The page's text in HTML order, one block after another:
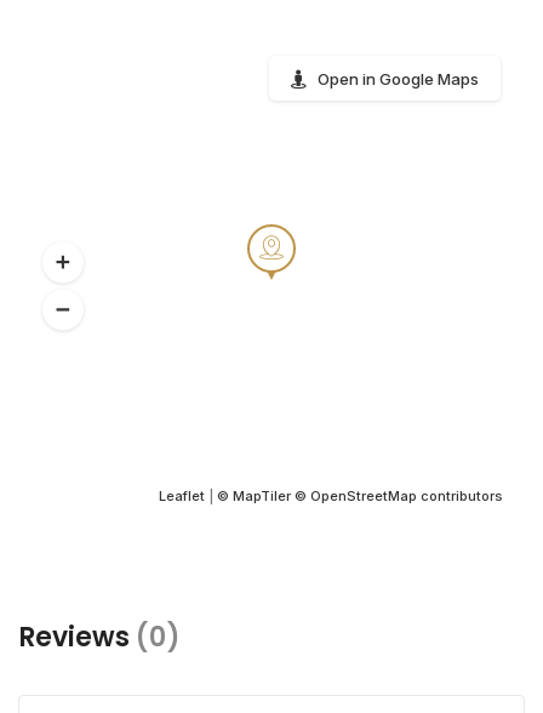
Leaflet © MapTiler © OpenStreetMap contributors
Open in Google Maps
Reviews (0)